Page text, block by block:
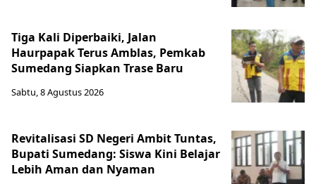
Tiga Kali Diperbaiki, Jalan
Haurpapak Terus Amblas, Pemkab
Sumedang Siapkan Trase Baru
Sabtu, 8 Agustus 2026
Revitalisasi SD Negeri Ambit Tuntas,
Bupati Sumedang: Siswa Kini Belajar
Lebih Aman dan Nyaman